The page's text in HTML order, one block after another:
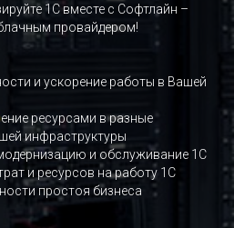
1С вместе с Софтлайн –
провайдером!
и ускорение работы в Вашей
ресурсами в разные
инфраструктуры
и обслуживание 1С
и ресурсов на работу 1С
простоя бизнеса